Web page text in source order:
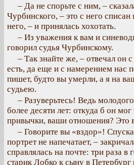
– Да не спорьте с ним, –
Чурбинского, – это с него списан
него, – и принялась хохотать.
– Из уважения к вам и
говорил судья Чурбинскому.
– Так знайте же, – отвечал он
есть, да еще и с намерением нас
пишет, будто вы умерли, а я на
судьею.
– Разуверьтесь! Ведь
более десяти лет: откуда б он
привычки, ваши отношения? Это
– Говорите вы «вздор»!
портрет не напечатает, –
справлялась на почте: три раза в
старик Лобко к сыну в